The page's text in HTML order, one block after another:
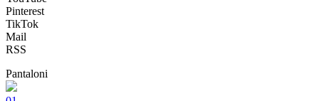
Pinterest
TikTok
Mail
RSS
Pantaloni